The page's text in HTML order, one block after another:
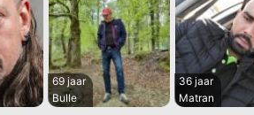
69 jaar
Bulle
36 jaar
Matran